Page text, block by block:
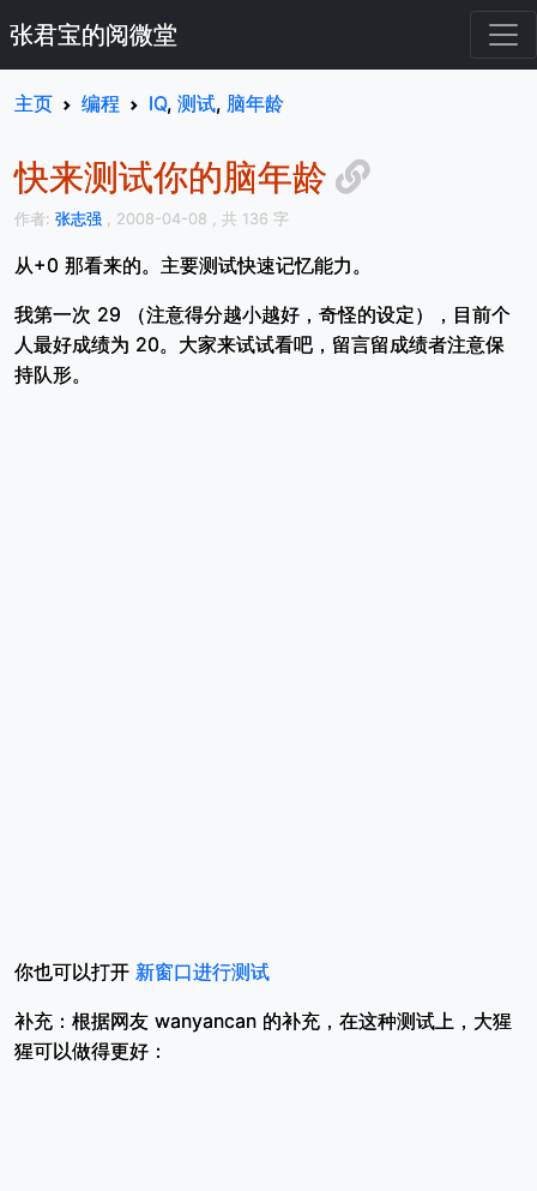
张君宝的阅微堂
主页 编程 IQ, 测试, 脑年龄
快来测试你的脑年龄
作者: 张志强 , 2008-04-08 , 共 136 字
从+0 那看来的。主要测试快速记忆能力。
我第一次 29 （注意得分越小越好，奇怪的设定），目前个
人最好成绩为 20。大家来试试看吧，留言留成绩者注意保
持队形。
你也可以打开 新窗口进行测试
补充：根据网友 wanyancan 的补充，在这种测试上，大猩
猩可以做得更好：